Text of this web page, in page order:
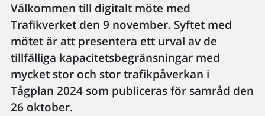
Välkommen till digitalt möte med
Trafikverket den 9 november. Syftet med
mötet är att presentera ett urval av de
tillfälliga kapacitetsbegränsningar med
mycket stor och stor trafikpåverkan i
Tågplan 2024 som publiceras för samråd den
26 oktober.